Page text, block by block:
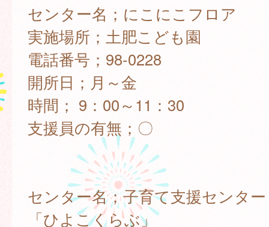
センター名；にこにこフロア
実施場所；土肥こども園
電話番号；98-0228
開所日；月～金
時間； 9：00～11：30
支援員の有無；〇
センター名；子育て支援センター
「ひよこくらぶ」